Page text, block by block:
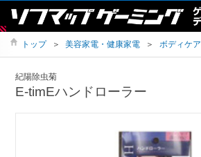
トップ ＞ 美容家電・健康家電 ＞ ボディケア
紀陽除虫菊
E-timEハンドローラー